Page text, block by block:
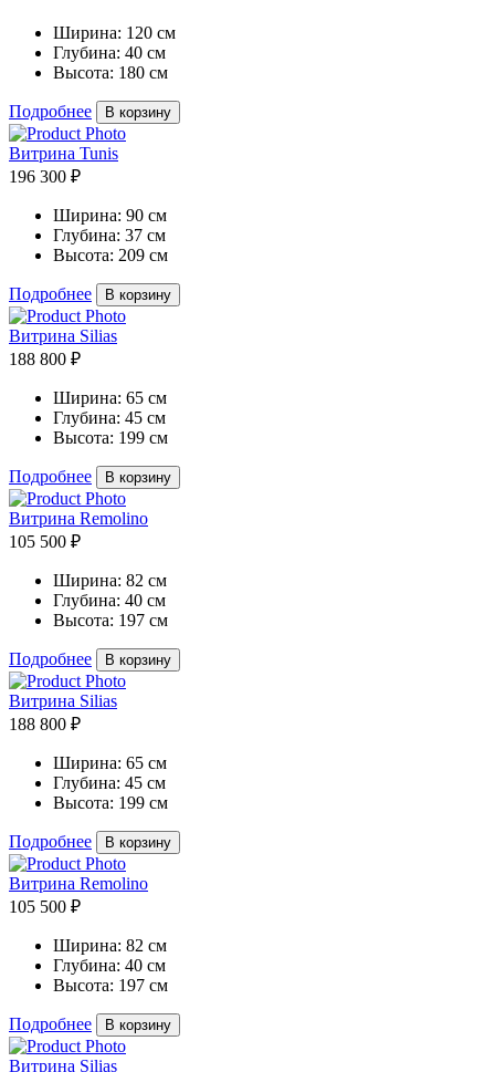
Ширина: 120 см
Глубина: 40 см
Высота: 180 см
Подробнее В корзину
Витрина Tunis
196 300 ₽
Ширина: 90 см
Глубина: 37 см
Высота: 209 см
Подробнее В корзину
Витрина Silias
188 800 ₽
Ширина: 65 см
Глубина: 45 см
Высота: 199 см
Подробнее В корзину
Витрина Remolino
105 500 ₽
Ширина: 82 см
Глубина: 40 см
Высота: 197 см
Подробнее В корзину
Витрина Silias
188 800 ₽
Ширина: 65 см
Глубина: 45 см
Высота: 199 см
Подробнее В корзину
Витрина Remolino
105 500 ₽
Ширина: 82 см
Глубина: 40 см
Высота: 197 см
Подробнее В корзину
Витрина Silias